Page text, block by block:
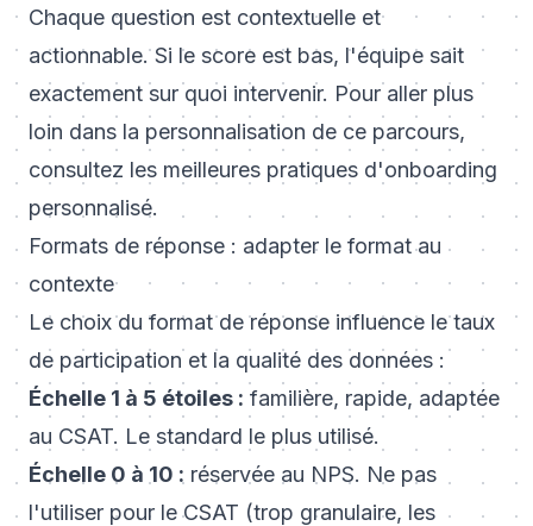
Chaque question est contextuelle et
actionnable. Si le score est bas, l'équipe sait
exactement sur quoi intervenir. Pour aller plus
loin dans la personnalisation de ce parcours,
consultez les meilleures pratiques d'onboarding
personnalisé.
Formats de réponse : adapter le format au
contexte
Le choix du format de réponse influence le taux
de participation et la qualité des données :
Échelle 1 à 5 étoiles : familière, rapide, adaptée
au CSAT. Le standard le plus utilisé.
Échelle 0 à 10 : réservée au NPS. Ne pas
l'utiliser pour le CSAT (trop granulaire, les